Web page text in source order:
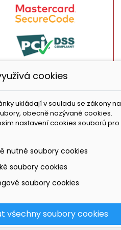
cookies
ukládají v souladu se zákony na
obecně nazývané cookies.
nastavení cookies souborů pro
nutné soubory cookies
soubory cookies
soubory cookies
všechny soubory cookies